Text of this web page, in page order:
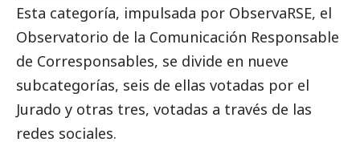
Esta categoría, impulsada por ObservaRSE, el
Observatorio de la Comunicación Responsable
de Corresponsables, se divide en nueve
subcategorías, seis de ellas votadas por el
Jurado y otras tres, votadas a través de las
redes sociales.